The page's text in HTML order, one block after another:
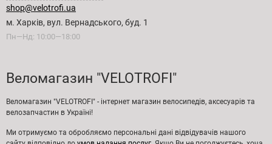
shop@velotrofi.ua
м. Харків, вул. Вернадського, буд. 1
Пн—Нд: 10:00—18:00
Веломагазин "VELOTROFI"
Веломагазин "VELOTROFI" - інтернет магазин велосипедів, аксесуарів та
велозапчастин в Україні!
Ми отримуємо та обробляємо персональні дані відвідувачів нашого